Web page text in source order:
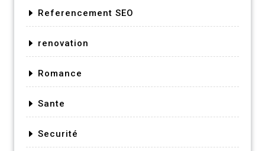
Referencement SEO
renovation
Romance
Sante
Securité